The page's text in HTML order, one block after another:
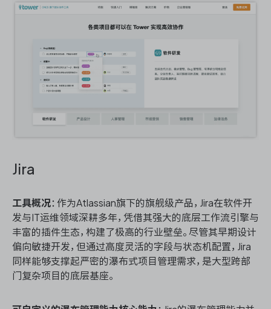
Jira
工具概况：作为Atlassian旗下的旗舰级产品，Jira在软件开
发与IT运维领域深耕多年，凭借其强大的底层工作流引擎与
丰富的插件生态，构建了极高的行业壁垒。尽管其早期设计
偏向敏捷开发，但通过高度灵活的字段与状态机配置，Jira
同样能够支撑起严密的瀑布式项目管理需求，是大型跨部
门复杂项目的底层基座。